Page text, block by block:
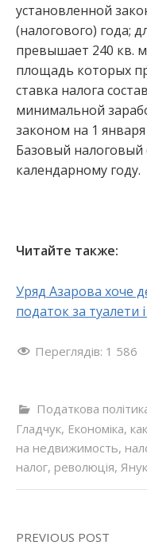
установленной
(налогового) года;
превышает 240 кв.
площадь которых
ставка налога
минимальной
законом на 1
Базовый
календарному году.
Читайте также:
Уряд Азарова хоче
податок за туалети
Переглядів: 1 586
Податкова
Гладчук, Економіка,
на недвижимость,
налог, революція,
PREVIOUS POST